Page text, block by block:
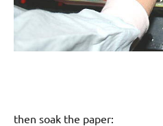
then soak the paper: